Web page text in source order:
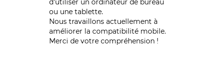
d'utiliser un ordinateur de bureau
ou une tablette.
Nous travaillons actuellement à
améliorer la compatibilité mobile.
Merci de votre compréhension !